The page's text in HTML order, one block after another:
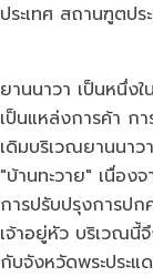
ประเทศ สถานฑูตปร
ยานนาวา เป็นหนึ่ง
เป็นแหล่งการค้า ก
เดิมบริเวณยานนาว
"บ้านทะวาย" เนื่อง
การปรับปรุงการปก
เจ้าอยู่หัว บริเวณนี้
กับจังหวัดพระประแ